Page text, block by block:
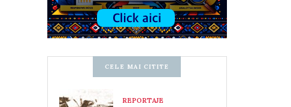
CELE MAI CITITE
REPORTAJE